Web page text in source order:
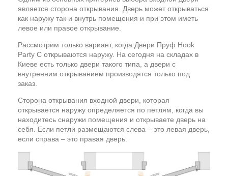
является сторона открывания. Дверь может открываться
как наружу так и внутрь помещения и при этом иметь
левое или правое открывание.
Рассмотрим только вариант, когда Двери Пруф Hook
Party C открываются наружу. На сегодня на складах в
Киеве есть только двери такого типа, а двери с
внутренним открыванием производятся только под
заказ.
Сторона открывания входной двери, которая
открывается наружу определяется по петлям, когда вы
находитесь снаружи помещения и открываете дверь на
себя. Если петли размещаются слева – это левая дверь,
если справа – это правая дверь.